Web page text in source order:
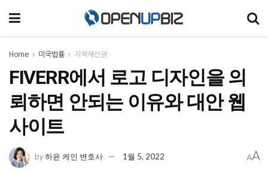
Home 미국법률 지적재산권
FIVERR에서 로고 디자인을 의
뢰하면 안되는 이유와 대안 웹
사이트
by 하윤 케인 변호사 1월 5, 2022 AA